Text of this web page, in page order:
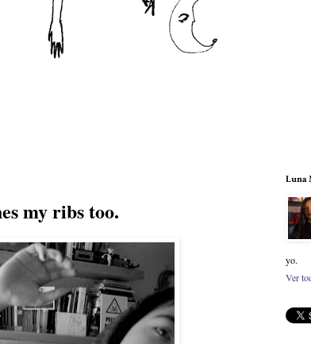
my ribs too.
Luna
yo.
Ver